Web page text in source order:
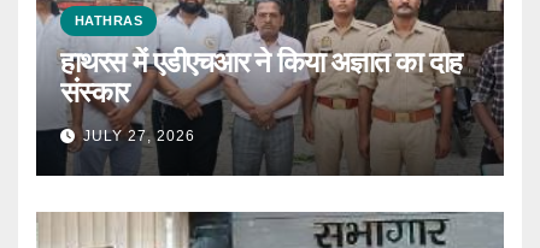
HATHRAS
हाथरस में एडीएचआर ने किया अज्ञात का दाह
संस्कार
JULY 27, 2026